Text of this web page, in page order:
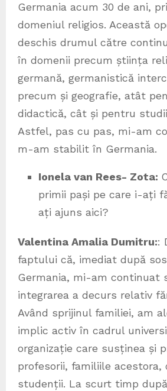
Germania acum 30 de ani,
domeniul religios. Această
deschis drumul către
în domenii precum știința
germană, germanistică
precum și geografie, atât
didactică, cât și pentru
Astfel, pas cu pas, mi-am
m-am stabilit în Germania.
Ionela van Rees- Zota:
primii pași pe care i-ați
ați ajuns aici?
Valentina Amalia Dumitru::
faptului că, imediat după
Germania, mi-am continuat
integrarea a decurs relativ
Având sprijinul familiei, am
implic activ în cadrul
organizație care susținea și
profesorii, familiile acestora,
studenții. La scurt timp